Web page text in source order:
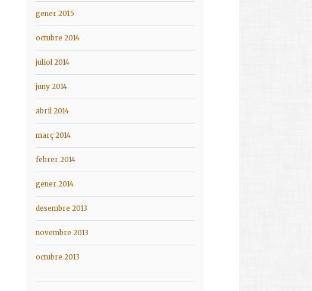
gener 2015
octubre 2014
juliol 2014
juny 2014
abril 2014
març 2014
febrer 2014
gener 2014
desembre 2013
novembre 2013
octubre 2013